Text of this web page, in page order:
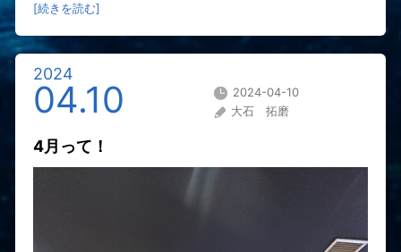
[続きを読む]
2024
04.10
2024-04-10
大石 拓磨
4月って！